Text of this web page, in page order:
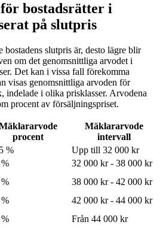
bostadsrätter i
på slutpris
slutpris är, desto lägre blir
om det genomsnittliga arvodet i
Det kan i vissa fall förekomma
visas genomsnittliga arvoden för
, indelade i olika prisklasser. Arvodena
procent av försäljningspriset.
procent
Mäklararvode
intervall
%
Upp till 32 000 kr
32 000 kr - 38 000 kr
38 000 kr - 42 000 kr
42 000 kr - 44 000 kr
Från 44 000 kr